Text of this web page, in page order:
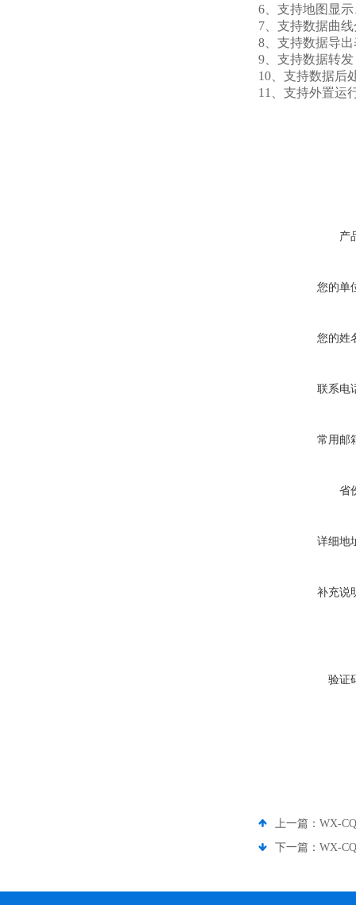
6、支持地图显
7、支持数据曲
8、支持数据导
9、支持数据转
10、支持数据后
11、支持外置运
产
您的单
您的姓
联系电
常用邮
省
详细地
补充说
验证
上一篇： WX-
下一篇： WX-